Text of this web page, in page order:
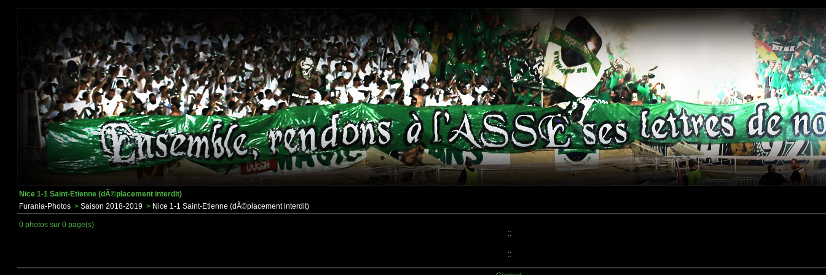
Nice 1-1 Saint-Etienne (dÃ©placement interdit)
Furania-Photos > Saison 2018-2019 > Nice 1-1 Saint-Etienne (dÃ©placement interdit)
0 photos sur 0 page(s)
::
::